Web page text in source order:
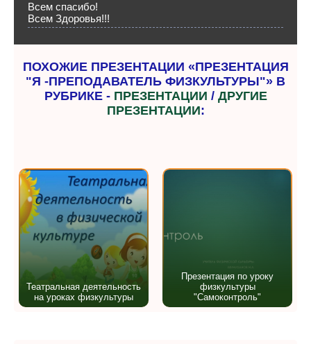
Всем спасибо!
Всем Здоровья!!!
ПОХОЖИЕ ПРЕЗЕНТАЦИИ «ПРЕЗЕНТАЦИЯ
"Я -ПРЕПОДАВАТЕЛЬ ФИЗКУЛЬТУРЫ"» В
РУБРИКЕ - ПРЕЗЕНТАЦИИ / ДРУГИЕ
ПРЕЗЕНТАЦИИ:
Театральная деятельность
на уроках физкультуры
Презентация по уроку
физкультуры
"Самоконтроль"